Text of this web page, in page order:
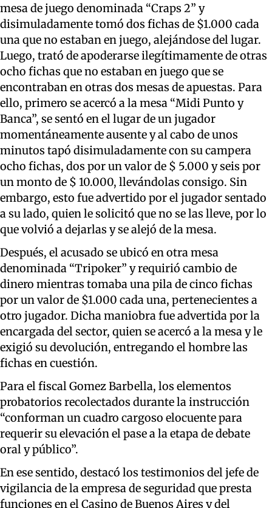
mesa de juego denominada “Craps 2” y
disimuladamente tomó dos fichas de $1.000 cada
una que no estaban en juego, alejándose del lugar.
Luego, trató de apoderarse ilegítimamente de otras
ocho fichas que no estaban en juego que se
encontraban en otras dos mesas de apuestas. Para
ello, primero se acercó a la mesa “Midi Punto y
Banca”, se sentó en el lugar de un jugador
momentáneamente ausente y al cabo de unos
minutos tapó disimuladamente con su campera
ocho fichas, dos por un valor de $ 5.000 y seis por
un monto de $ 10.000, llevándolas consigo. Sin
embargo, esto fue advertido por el jugador sentado
a su lado, quien le solicitó que no se las lleve, por lo
que volvió a dejarlas y se alejó de la mesa.
Después, el acusado se ubicó en otra mesa
denominada “Tripoker” y requirió cambio de
dinero mientras tomaba una pila de cinco fichas
por un valor de $1.000 cada una, pertenecientes a
otro jugador. Dicha maniobra fue advertida por la
encargada del sector, quien se acercó a la mesa y le
exigió su devolución, entregando el hombre las
fichas en cuestión.
Para el fiscal Gomez Barbella, los elementos
probatorios recolectados durante la instrucción
“conforman un cuadro cargoso elocuente para
requerir su elevación el pase a la etapade debate
oral y público”.
En ese sentido, destacó los testimonios del jefe de
vigilancia de la empresa de seguridad que presta
funciones en el Casino de Buenos Aires y del